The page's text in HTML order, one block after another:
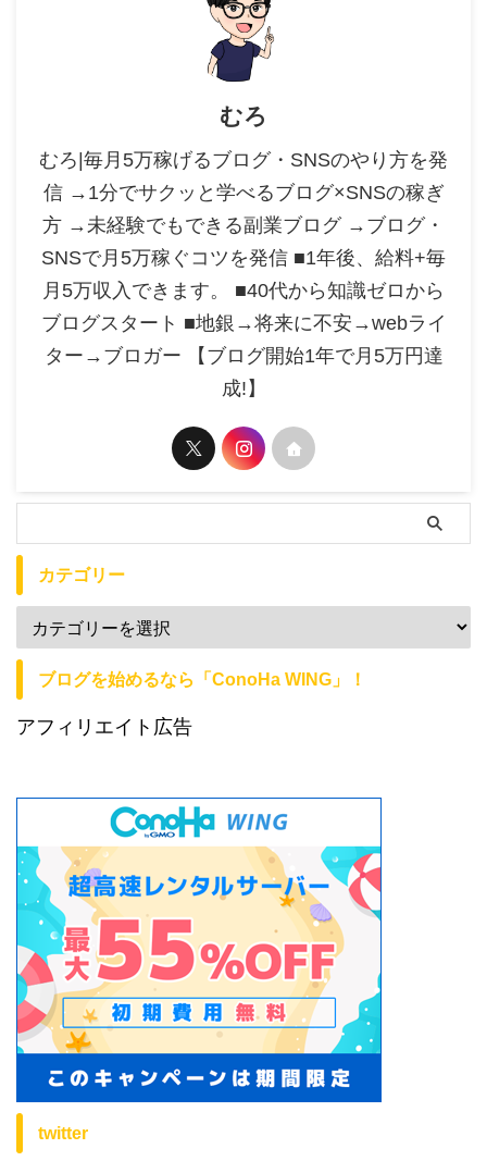
むろ
むろ|毎月5万稼げるブログ・SNSのやり方を発
信 →1分でサクッと学べるブログ×SNSの稼ぎ
方 →未経験でもできる副業ブログ →ブログ・
SNSで月5万稼ぐコツを発信 ■1年後、給料+毎
月5万収入できます。 ■40代から知識ゼロから
ブログスタート ■地銀→将来に不安→webライ
ター→ブロガー 【ブログ開始1年で月5万円達
成!】
カテゴリー
ブログを始めるなら「ConoHa WING」！
アフィリエイト広告
twitter